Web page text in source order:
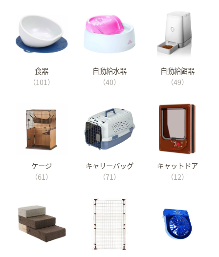
食器
（101）
自動給水器
（40）
自動給餌器
（49）
ケージ
（61）
キャリーバッグ
（71）
キャットドア
（12）